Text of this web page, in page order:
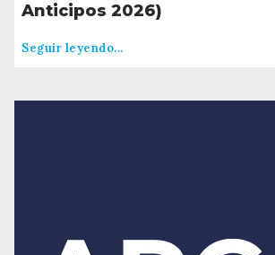
Anticipos 2026)
Seguir leyendo...